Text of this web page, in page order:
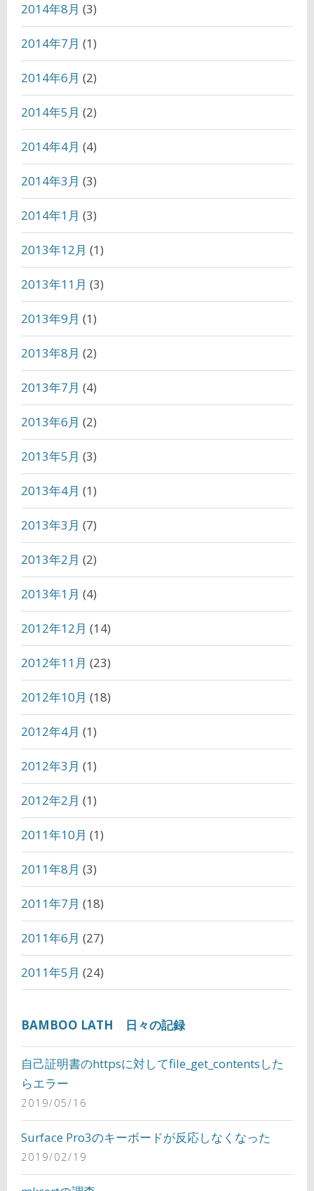
2014年8月 (3)
2014年7月 (1)
2014年6月 (2)
2014年5月 (2)
2014年4月 (4)
2014年3月 (3)
2014年1月 (3)
2013年12月 (1)
2013年11月 (3)
2013年9月 (1)
2013年8月 (2)
2013年7月 (4)
2013年6月 (2)
2013年5月 (3)
2013年4月 (1)
2013年3月 (7)
2013年2月 (2)
2013年1月 (4)
2012年12月 (14)
2012年11月 (23)
2012年10月 (18)
2012年4月 (1)
2012年3月 (1)
2012年2月 (1)
2011年10月 (1)
2011年8月 (3)
2011年7月 (18)
2011年6月 (27)
2011年5月 (24)
BAMBOO LATH 日々の記録
自己証明書のhttpsに対してfile_get_contentsした
らエラー
2019/05/16
Surface Pro3のキーボードが反応しなくなった
2019/02/19